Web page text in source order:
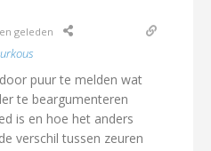
geleden
puur te melden wat
te beargumenteren
is en hoe het anders
verschil tussen zeuren